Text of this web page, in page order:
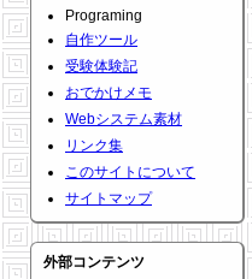
Programing
自作ツール
受験体験記
おでかけメモ
Webシステム素材
リンク集
このサイトについて
サイトマップ
外部コンテンツ